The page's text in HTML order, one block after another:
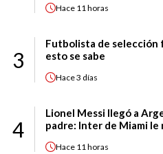
Hace 11 horas
3
Futbolista de selección
esto se sabe
Hace3 días
4
Lionel Messi llegó a
padre: Inter de Miami
Hace 11 horas